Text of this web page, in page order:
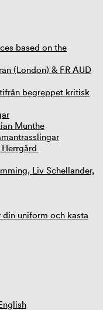
based on the
(London) & FR AUD
begreppet kritisk
Munthe
Liv Schellander,
uniform och kasta